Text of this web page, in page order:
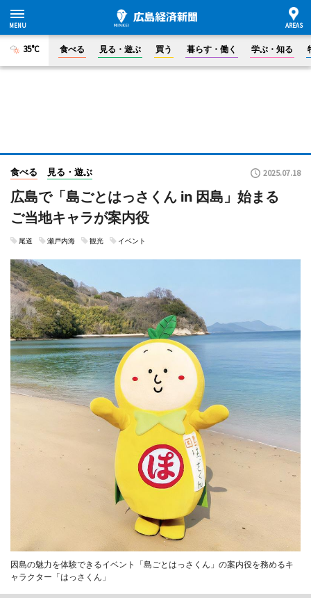
35°C 食べる 見る・遊ぶ 買う 暮らす・働く 学ぶ・知る
食べる 見る・遊ぶ 2025.07.18
広島で「島ごとはっさくん in 因島」始まる
ご当地キャラが案内役
尾道 瀬戸内海 観光 イベント
因島の魅力を体験できるイベント「島ごとはっさくん」の案内役を務めるキ
ャラクター「はっさくん」